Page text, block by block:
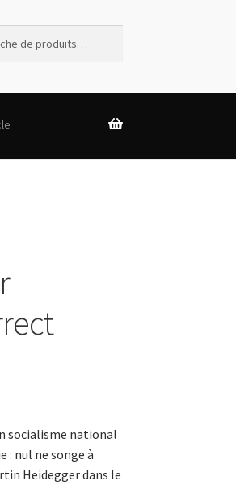
socialisme national
: nul ne songe à
Heidegger dans le